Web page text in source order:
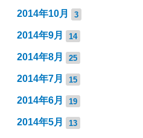
2014年10月 3
2014年9月 14
2014年8月 25
2014年7月 15
2014年6月 19
2014年5月 13